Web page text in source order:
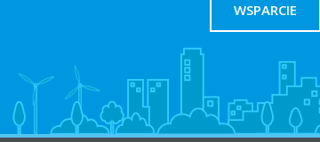
WSPARCIE